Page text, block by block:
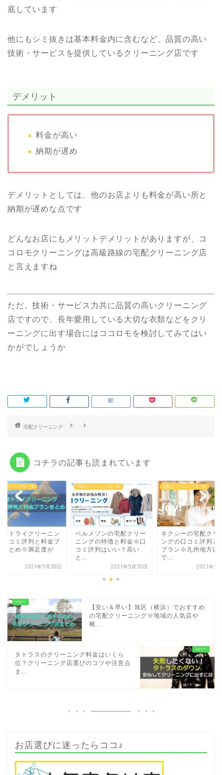
底しています
他にもシミ抜きは基本料金内に含むなど、品質の高い
技術・サービスを提供しているクリーニング店です
デメリット
料金が高い
納期が遅め
デメリットとしては、他のお店よりも料金が高い所と
納期が遅めな点です
どんなお店にもメリットデメリットがありますが、コ
コロモクリーニングは高級路線の宅配クリーニング店
と言えますね
ただ、技術・サービス力共に品質の高いクリーニング
店ですので、長年愛用している大切な衣類などをクリ
ーニングに出す場合にはココロモを検討してみてはい
かがでしょうか
コチラの記事も読まれています
リーニング店一覧
要ドライクリーニン
口コミ評判と料金プ
まとめ※満足度が
2021年5月30日
宅配クリーニング店一覧
ベルメゾンの宅配クリー
ニングの特徴と料金※口
コミ評判はいい？高い
と...
2021年5月30日
宅配クリーニング店一覧
ネクシーの宅配クリ
ングの口コミ評判と
プラン※九州地方以
で...
2021年5
【安い＆早い】旭区（横浜）でおすすめ
の宅配クリーニング※地域の人気店や
靴...
タトラスのクリーニング料金はいくら
位？クリーニング店選びのコツや注意点
ま...
お店選びに迷ったらココ♪